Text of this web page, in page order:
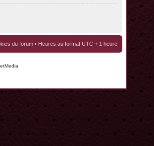
du forum • Heures au format UTC + 1 heure